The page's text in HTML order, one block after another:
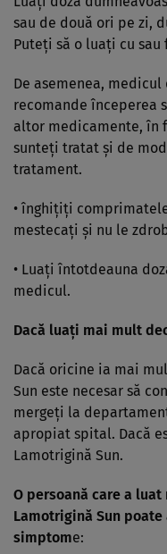
sau de două ori pe zi,
Puteţi să o luaţi cu
De asemenea,
recomande începerea
altor medicamente, în
sunteţi tratat şi de
tratament.
• înghiţiţi
mestecaţi şi nu le
• Luaţi întotdeauna
medicul.
Dacă luaţi mai mult
Dacă oricine ia mai
Sun este necesar să
mergeţi la
apropiat spital. Dacă
Lamotrigină Sun.
O persoană care a
Lamotrigină Sun
simptome: